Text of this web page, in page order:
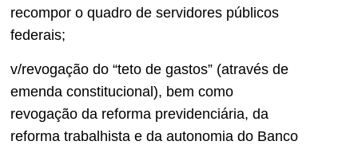
recompor o quadro de servidores públicos
federais;
v/revogação do “teto de gastos” (através de
emenda constitucional), bem como
revogação da reforma previdenciária, da
reforma trabalhista e da autonomia do Banco